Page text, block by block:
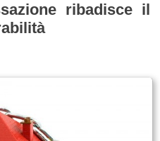
ribadisce il